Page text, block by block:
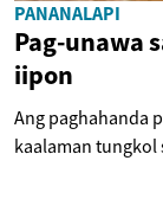
PANANALAPI
Pag-unawa
iipon
Ang paghahanda
kaalaman tungkol